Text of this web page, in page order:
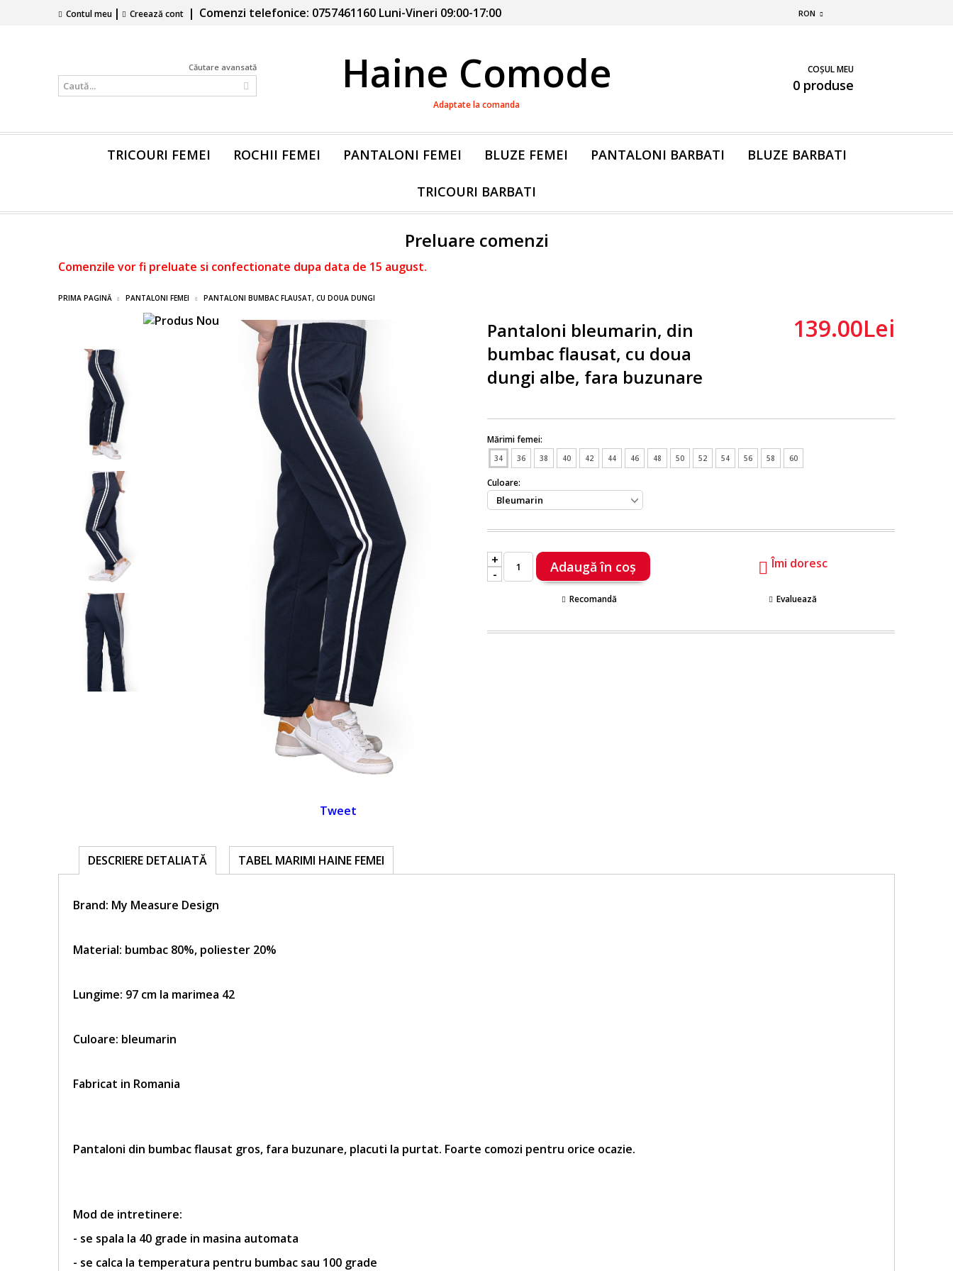
Contul meu | Creează cont | Comenzi telefonice: 0757461160 Luni-Vineri 09:00-17:00 RON
Căutare avansată Haine Comode
Adaptate la comanda
COȘUL MEU
0 produse
TRICOURI FEMEI ROCHII FEMEI PANTALONI FEMEI BLUZE FEMEI PANTALONI BARBATI BLUZE BARBATI
TRICOURI BARBATI
Preluare comenzi
Comenzile vor fi preluate si confectionate dupa data de 15 august.
PRIMA PAGINĂ PANTALONI FEMEI PANTALONI BUMBAC FLAUSAT, CU DOUA DUNGI
Pantaloni bleumarin, din
bumbac flausat, cu doua
dungi albe, fara buzunare
139.00Lei
Mărimi femei:
34 36 38 40 42 44 46 48 50 52 54 56 58 60
Culoare:
+
-
Îmi doresc
Recomandă Evaluează
Tweet
DESCRIERE DETALIATĂ TABEL MARIMI HAINE FEMEI
Brand: My Measure Design
Material: bumbac 80%, poliester 20%
Lungime: 97 cm la marimea 42
Culoare: bleumarin
Fabricat in Romania
Pantaloni din bumbac flausat gros, fara buzunare, placuti la purtat. Foarte comozi pentru orice ocazie.
Mod de intretinere:
- se spala la 40 grade in masina automata
- se calca la temperatura pentru bumbac sau 100 grade